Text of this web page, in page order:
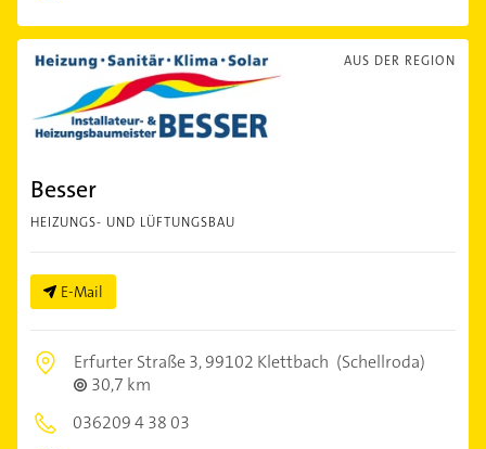
AUS DER REGION
Besser
HEIZUNGS- UND LÜFTUNGSBAU
E-Mail
Erfurter Straße 3,99102 Klettbach (Schellroda)
30,7 km
036209 4 38 03